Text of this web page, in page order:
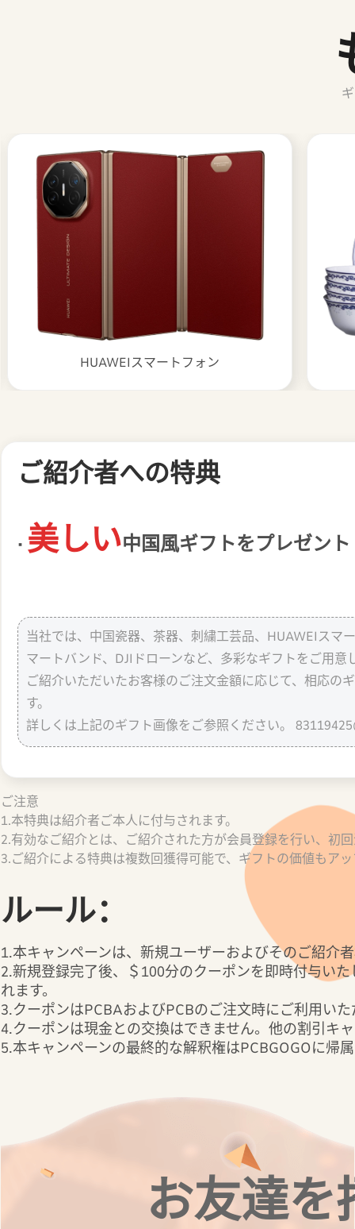
HUAWEIスマートフォン
ご紹介者への特典
· 美しい中国風ギフトをプレゼント
当社では、中国瓷器、茶器、刺繍工芸品、HUAWEIスマ
マートバンド、DJIドローンなど、多彩なギフトをご用意
ご紹介いただいたお客様のご注文金額に応じて、相応の
す。
詳しくは上記のギフト画像をご参照ください。
ご注意
1.本特典は紹介者ご本人に付与されます。
2.有効なご紹介とは、ご紹介された方が会員登録を行い、初
3.ご紹介による特典は複数回獲得可能で、ギフトの価値もア
ルール：
1.本キャンペーンは、新規ユーザーおよびそのご紹介
2.新規登録完了後、＄100分のクーポンを即時付与い
れます。
3.クーポンはPCBAおよびPCBのご注文時にご利用い
4.クーポンは現金との交換はできません。他の割引キ
5.本キャンペーンの最終的な解釈権はPCBGOGOに帰
お友達